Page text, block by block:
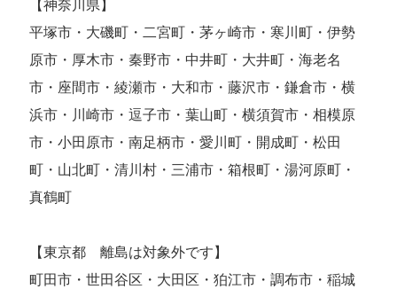
【神奈川県】
平塚市・大磯町・二宮町・茅ヶ崎市・寒川町・伊勢
原市・厚木市・秦野市・中井町・大井町・海老名
市・座間市・綾瀬市・大和市・藤沢市・鎌倉市・横
浜市・川崎市・逗子市・葉山町・横須賀市・相模原
市・小田原市・南足柄市・愛川町・開成町・松田
町・山北町・清川村・三浦市・箱根町・湯河原町・
真鶴町
【東京都 離島は対象外です】
町田市・世田谷区・大田区・狛江市・調布市・稲城